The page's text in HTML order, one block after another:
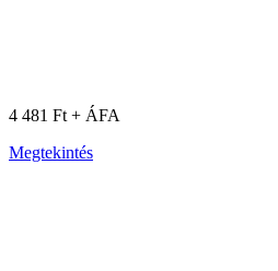
4 481 Ft + ÁFA
Megtekintés